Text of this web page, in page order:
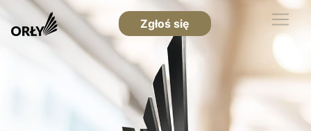
Zgłoś się